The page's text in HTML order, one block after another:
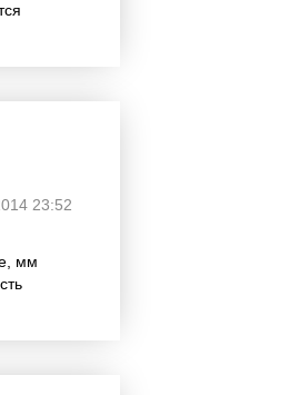
23:52
мм